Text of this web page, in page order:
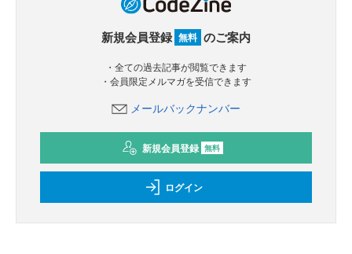
新規会員登録 無料 のご案内
・全ての過去記事が閲覧できます
・会員限定メルマガを受信できます
メールバックナンバー
新規会員登録 無料
ログイン